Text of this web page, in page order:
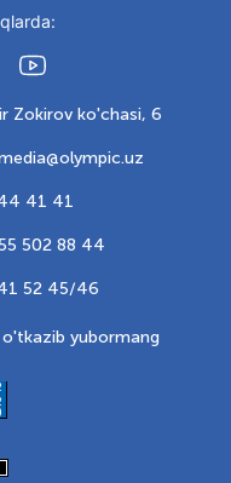
Zokirov ko'chasi, 6
41 41
502 88 44
52 45/46
yubormang